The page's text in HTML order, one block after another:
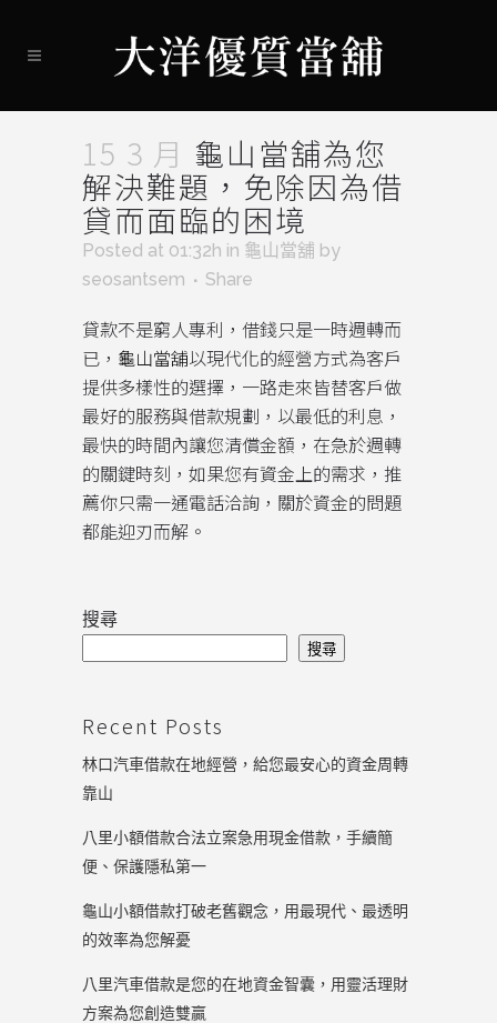
15 3 月 龜山當舖為您
解決難題，免除因為借
貸而面臨的困境
Posted at 01:32h in 龜山當舖 by
seosantsem
Share
貸款不是窮人專利，借錢只是一時週轉而
已， 龜山當舖以現代化的經營方式為客戶
提供多樣性的選擇，一路走來皆替客戶做
最好的服務與借款規劃，以最低的利息，
最快的時間內讓您清償金額，在急於週轉
的關鍵時刻，如果您有資金上的需求，推
薦你只需一通電話洽詢，關於資金的問題
都能迎刃而解。
搜尋
搜尋
Recent Posts
林口汽車借款在地經營，給您最安心的資金周轉
靠山
八里小額借款合法立案急用現金借款，手續簡
便、保護隱私第一
龜山小額借款打破老舊觀念，用最現代、最透明
的效率為您解憂
八里汽車借款是您的在地資金智囊，用靈活理財
方案為您創造雙贏